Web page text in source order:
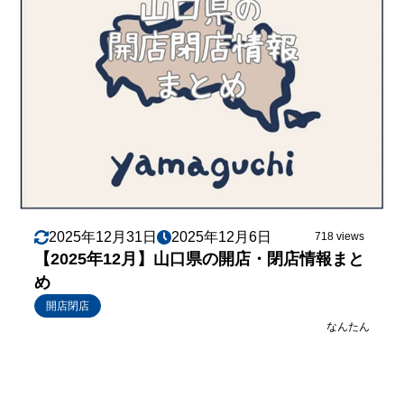
2025年12月31日 2025年12月6日 718 views
【2025年12月】山口県の開店・閉店情報まと
め
開店閉店
なんたん